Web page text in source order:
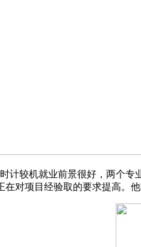
较机就业前景很好，两个专
对项目经验取的要求提高。他